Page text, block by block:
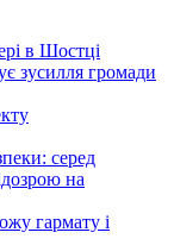
в Шостці
зусилля громади
серед
на
гармату і